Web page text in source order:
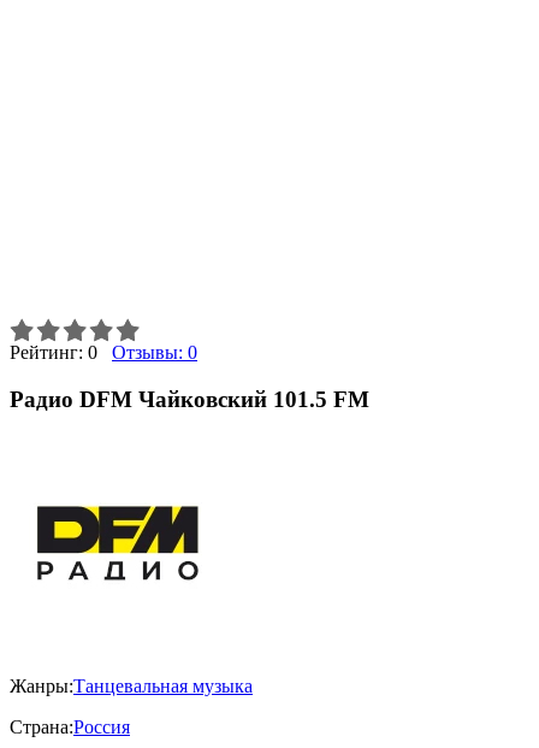
Рейтинг: 0 Отзывы: 0
Радио DFM Чайковский 101.5 FM
Жанры:Танцевальная музыка
Страна:Россия